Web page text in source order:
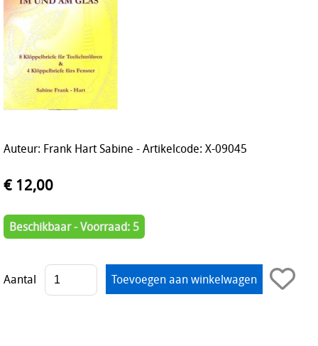
Auteur: Frank Hart Sabine - Artikelcode: X-09045
€ 12,00
Beschikbaar - Voorraad: 5
Aantal